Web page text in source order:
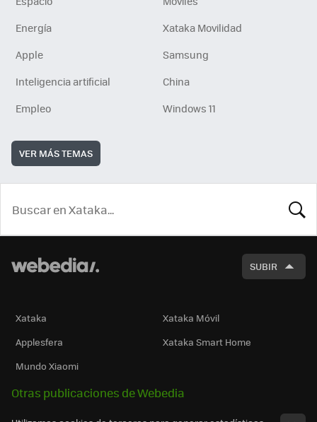
Energía
Xataka Movilidad
Apple
Samsung
Inteligencia artificial
China
Empleo
Windows 11
VER MÁS TEMAS
SUBIR
Xataka
Xataka Móvil
Applesfera
Xataka Smart Home
Mundo Xiaomi
Otras publicaciones de Webedia